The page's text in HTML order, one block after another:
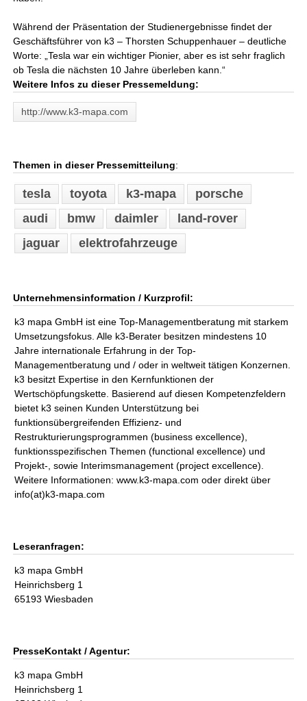
Während der Präsentation der Studienergebnisse findet der
Geschäftsführer von k3 – Thorsten Schuppenhauer – deutliche
Worte: „Tesla war ein wichtiger Pionier, aber es ist sehr fraglich
ob Tesla die nächsten 10 Jahre überleben kann.“
Weitere Infos zu dieser Pressemeldung:
http://www.k3-mapa.com
Themen in dieser Pressemitteilung:
tesla toyota k3-mapa
porsche
audi
bmw daimler
land-rover
jaguar
elektrofahrzeuge
Unternehmensinformation / Kurzprofil:
k3 mapa GmbH ist eine Top-Managementberatung mit starkem
Umsetzungsfokus. Alle k3-Berater besitzen mindestens 10
Jahre internationale Erfahrung in der Top-
Managementberatung und / oder in weltweit tätigen Konzernen.
k3 besitzt Expertise in den Kernfunktionen der
Wertschöpfungskette. Basierend auf diesen Kompetenzfeldern
bietet k3 seinen Kunden Unterstützung bei
funktionsübergreifenden Effizienz- und
Restrukturierungsprogrammen (business excellence),
funktionsspezifischen Themen (functional excellence) und
Projekt-, sowie Interimsmanagement (project excellence).
Weitere Informationen: www.k3-mapa.com oder direkt über
info(at)k3-mapa.com
Leseranfragen:
k3 mapa GmbH
Heinrichsberg 1
65193 Wiesbaden
PresseKontakt / Agentur:
k3 mapa GmbH
Heinrichsberg 1